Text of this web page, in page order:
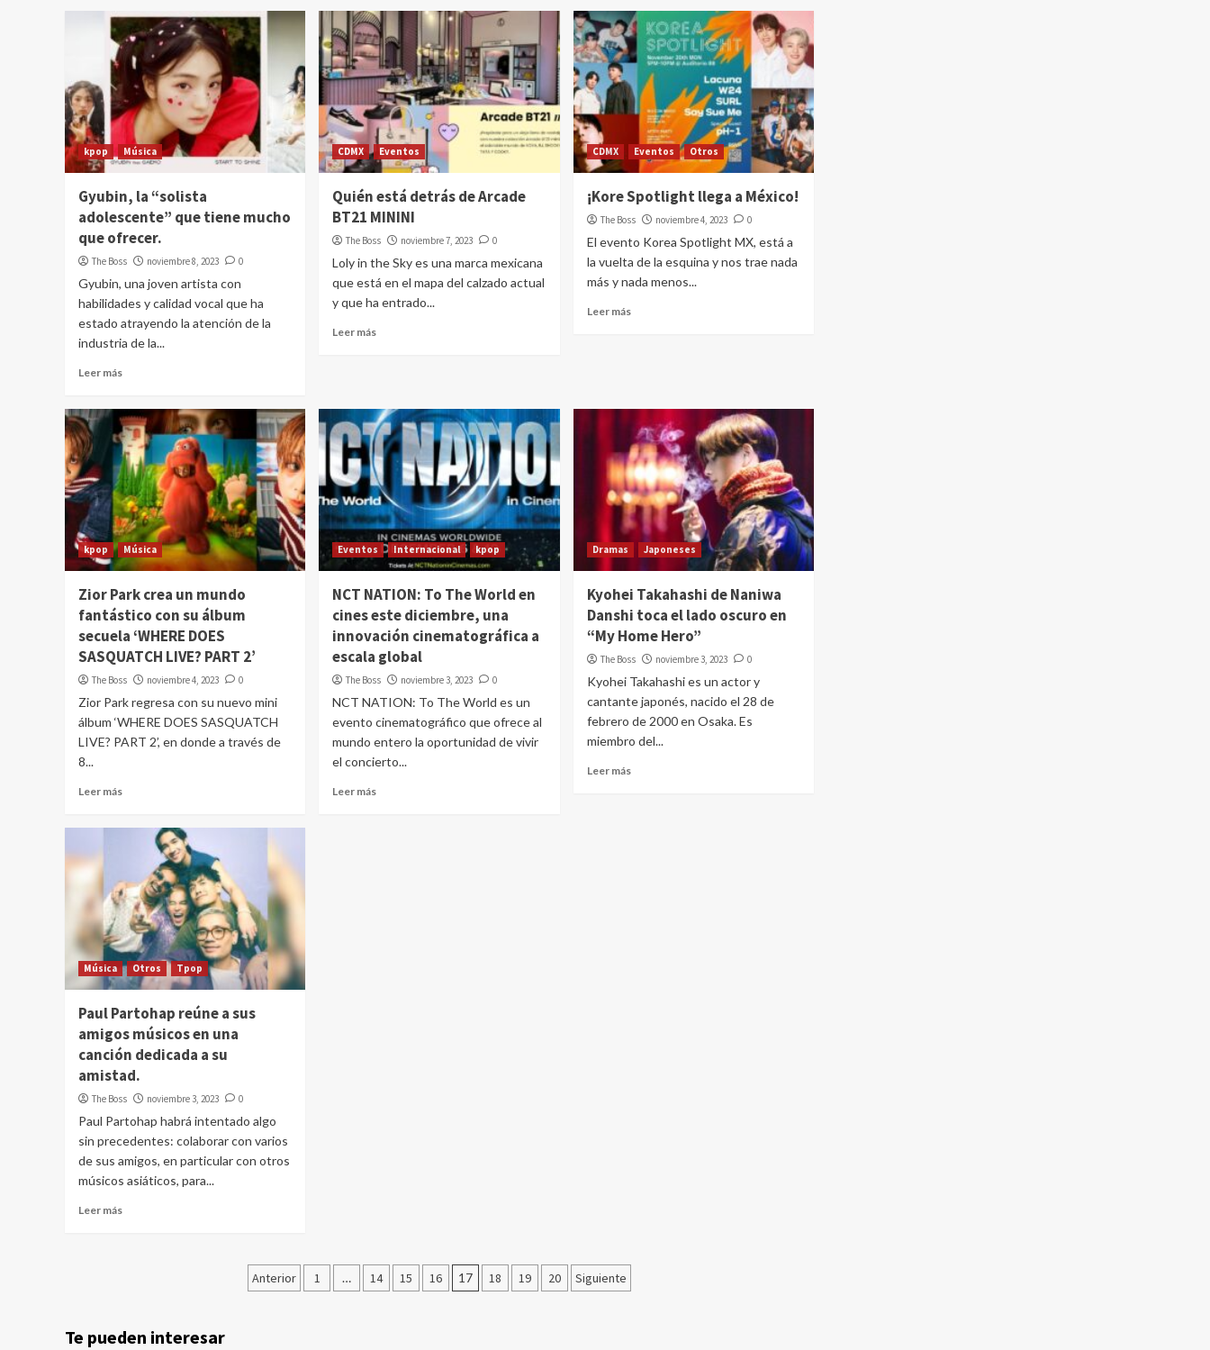
kpop Música
Gyubin, la “solista
adolescente” que tiene mucho
que ofrecer.
The Boss noviembre 8, 2023 0
Gyubin, una joven artista con
habilidades y calidad vocal que ha
estado atrayendo la atención de la
industria de la...
Leer más
CDMX Eventos
Quién está detrás de Arcade
BT21 MININI
The Boss noviembre 7, 2023 0
Loly in the Sky es una marca mexicana
que está en el mapa del calzado actual
y que ha entrado...
Leer más
CDMX Eventos Otros
¡Kore Spotlight llega a México!
The Boss noviembre 4, 2023 0
El evento Korea Spotlight MX, está a
la vuelta de la esquina y nos trae nada
más y nada menos...
Leer más
kpop Música
Zior Park crea un mundo
fantástico con su álbum
secuela ‘WHERE DOES
SASQUATCH LIVE? PART 2’
The Boss noviembre 4, 2023 0
Zior Park regresa con su nuevo mini
álbum ‘WHERE DOES SASQUATCH
LIVE? PART 2’, en donde a través de
8...
Leer más
Eventos Internacional kpop
NCT NATION: To The World en
cines este diciembre, una
innovación cinematográfica a
escala global
The Boss noviembre 3, 2023 0
NCT NATION: To The World es un
evento cinematográfico que ofrece al
mundo entero la oportunidad de vivir
el concierto...
Leer más
Dramas Japoneses
Kyohei Takahashi de Naniwa
Danshi toca el lado oscuro en
“My Home Hero”
The Boss noviembre 3, 2023 0
Kyohei Takahashi es un actor y
cantante japonés, nacido el 28 de
febrero de 2000 en Osaka. Es
miembro del...
Leer más
Música Otros Tpop
Paul Partohap reúne a sus
amigos músicos en una
canción dedicada a su
amistad.
The Boss noviembre 3, 2023 0
Paul Partohap habrá intentado algo
sin precedentes: colaborar con varios
de sus amigos, en particular con otros
músicos asiáticos, para...
Leer más
Paginación
Anterior 1 … 14 15 16 17 18 19 20 Siguiente
Te pueden interesar